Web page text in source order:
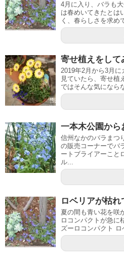
4月に入り、バラも
は春めいてきたとは
く、春らしさを求め
寄せ植えをし
2019年2月から3月
見ていたら、寄せ植
ではそんな気になら
一本木公園から
信州なかのバラまつ
の販売コーナーでバ
ートブライアーこと
ル...
ロベリアが枯れ
夏の間も青い花を
ロコンパクトが急
ズーロコンパクト